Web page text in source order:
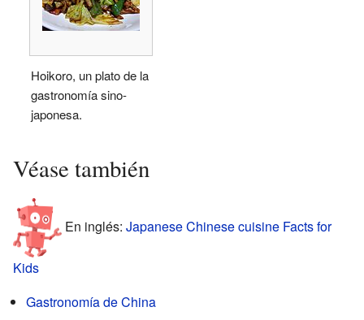
Hoikoro, un plato de la
gastronomía sino-
japonesa.
Véase también
En inglés: Japanese Chinese cuisine Facts for
Kids
Gastronomía de China